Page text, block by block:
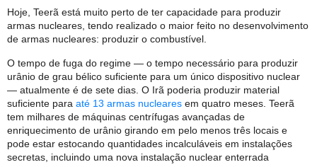
Hoje, Teerã está muito perto de ter capacidade para produzir
armas nucleares, tendo realizado o maior feito no desenvolvimento
de armas nucleares: produzir o combustível.
O tempo de fuga do regime — o tempo necessário para produzir
urânio de grau bélico suficiente para um único dispositivo nuclear
— atualmente é de sete dias. O Irã poderia produzir material
suficiente para até 13 armas nucleares em quatro meses. Teerã
tem milhares de máquinas centrífugas avançadas de
enriquecimento de urânio girando em pelo menos três locais e
pode estar estocando quantidades incalculáveis ​​em instalações
secretas, incluindo uma nova instalação nuclear enterrada